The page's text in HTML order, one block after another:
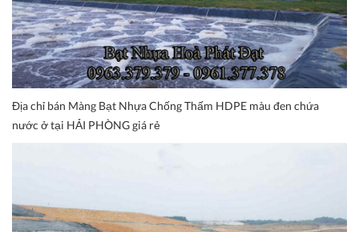
Địa chỉ bán Màng Bạt Nhựa Chống Thấm HDPE màu đen chứa
nước ở tại HẢI PHÒNG giá rẻ